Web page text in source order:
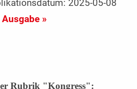
2025-05-08
»
Rubrik "Kongress":